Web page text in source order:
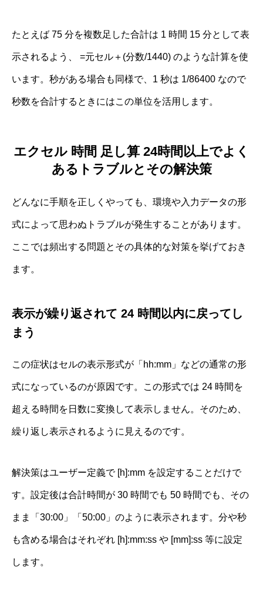
たとえば 75 分を複数足した合計は 1 時間 15 分として表
示されるよう、 =元セル＋(分数/1440) のような計算を使
います。秒がある場合も同様で、1 秒は 1/86400 なので
秒数を合計するときにはこの単位を活用します。
エクセル 時間 足し算 24時間以上でよく
あるトラブルとその解決策
どんなに手順を正しくやっても、環境や入力データの形
式によって思わぬトラブルが発生することがあります。
ここでは頻出する問題とその具体的な対策を挙げておき
ます。
表示が繰り返されて 24 時間以内に戻ってし
まう
この症状はセルの表示形式が「hh:mm」などの通常の形
式になっているのが原因です。この形式では 24 時間を
超える時間を日数に変換して表示しません。そのため、
繰り返し表示されるように見えるのです。
解決策はユーザー定義で [h]:mm を設定することだけで
す。設定後は合計時間が 30 時間でも 50 時間でも、その
まま「30:00」「50:00」のように表示されます。分や秒
も含める場合はそれぞれ [h]:mm:ss や [mm]:ss 等に設定
します。